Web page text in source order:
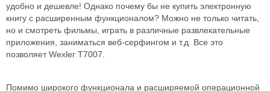
удобно и дешевле! Однако почему бы не купить электронную
книгу с расширенным функционалом? Можно не только читать,
но и смотреть фильмы, играть в различные развлекательные
приложения, заниматься веб-серфингом и т.д. Все это
позволяет Wexler T7007.
Помимо широкого функционала и расширяемой операционной